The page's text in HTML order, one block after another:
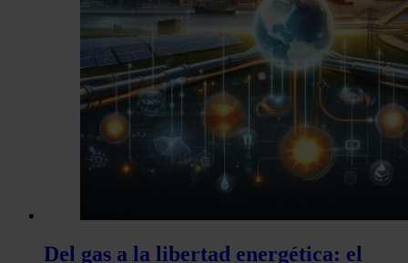
Del gas a la libertad energética: el